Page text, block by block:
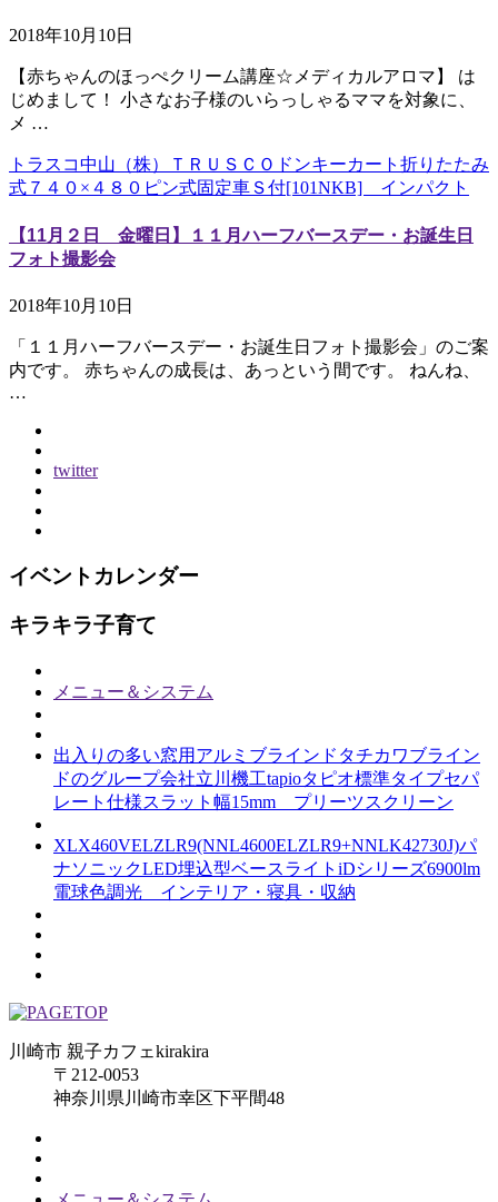
2018年10月10日
【赤ちゃんのほっぺクリーム講座☆メディカルアロマ】 は
じめまして！ 小さなお子様のいらっしゃるママを対象に、
メ …
トラスコ中山（株）ＴＲＵＳＣＯドンキーカート折りたたみ
式７４０×４８０ピン式固定車Ｓ付[101NKB] インパクト
【11月２日 金曜日】１１月ハーフバースデー・お誕生日
フォト撮影会
2018年10月10日
「１１月ハーフバースデー・お誕生日フォト撮影会」のご案
内です。 赤ちゃんの成長は、あっという間です。 ねんね、
…
twitter
イベントカレンダー
キラキラ子育て
メニュー＆システム
出入りの多い窓用アルミブラインドタチカワブライン
ドのグループ会社立川機工tapioタピオ標準タイプセパ
レート仕様スラット幅15mm プリーツスクリーン
XLX460VELZLR9(NNL4600ELZLR9+NNLK42730J)パ
ナソニックLED埋込型ベースライトiDシリーズ6900lm
電球色調光 インテリア・寝具・収納
川崎市 親子カフェkirakira
〒212-0053
神奈川県川崎市幸区下平間48